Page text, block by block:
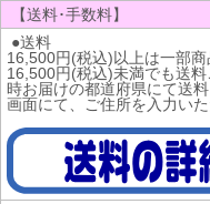
【送料･手数料】
●送料
16,500円(税込)以上は一部商
16,500円(税込)未満でも送
時お届けの都道府県にて送
画面にて、ご住所を入力い